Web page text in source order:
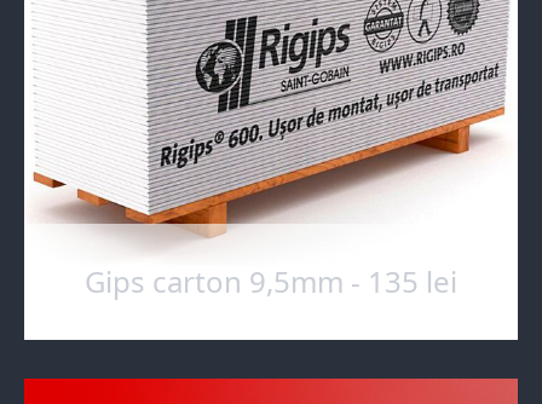
Gips carton 9,5mm - 135 lei